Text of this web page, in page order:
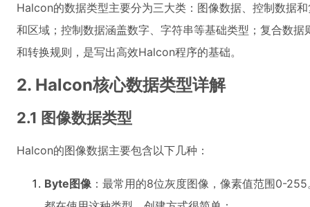
Halcon的数据类型主要分为三大类：图像数据、控制数据
和区域；控制数据涵盖数字、字符串等基础类型；复合数
和转换规则，是写出高效Halcon程序的基础。
2. Halcon核心数据类型详解
2.1 图像数据类型
Halcon的图像数据主要包含以下几种：
Byte图像：最常用的8位灰度图像，像素值范围0-